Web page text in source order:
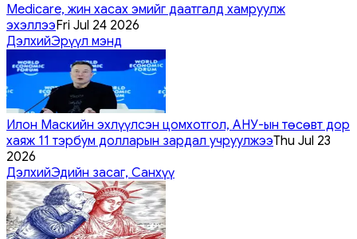
Medicare, жин хасах эмийг даатгалд хамруулж
эхэллээFri Jul 24 2026
ДэлхийЭрүүл мэнд
Илон Маскийн эхлүүлсэн цомхотгол, АНУ-ын төсөвт дор
хаяж 11 тэрбум долларын зардал учруулжээThu Jul 23
2026
ДэлхийЭдийн засаг, Санхүү